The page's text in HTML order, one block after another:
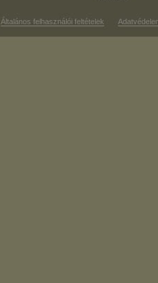
Általános felhasználói feltételek